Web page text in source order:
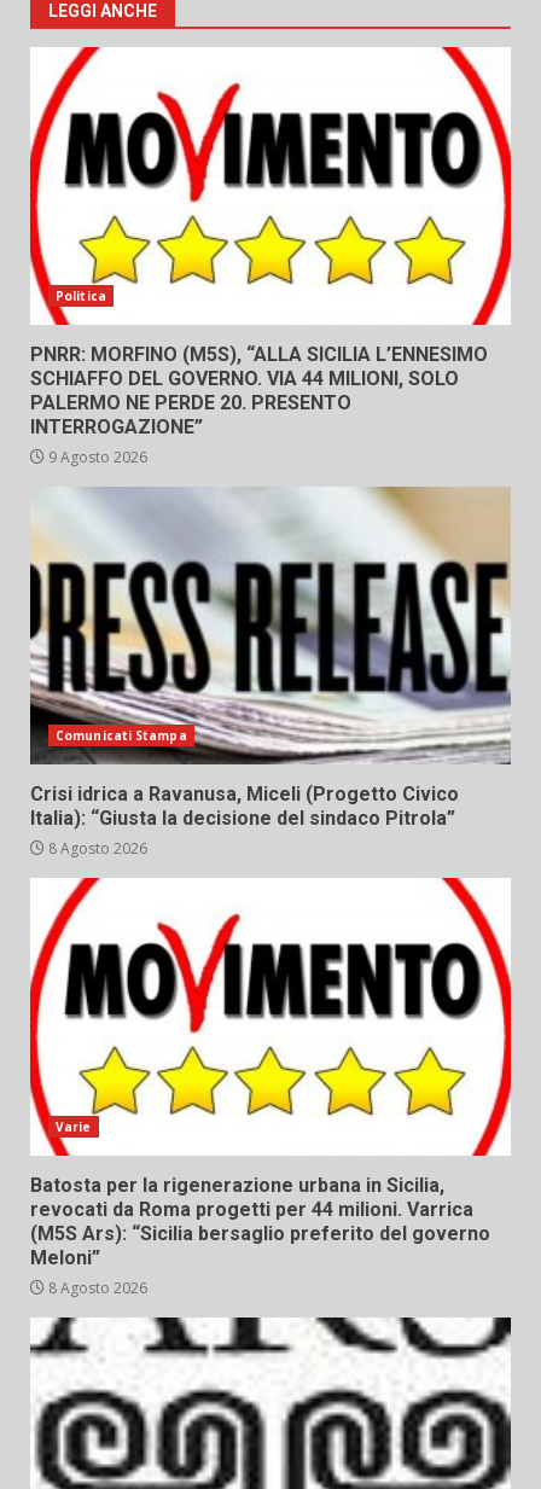
LEGGI ANCHE
Politica
PNRR: MORFINO (M5S), “ALLA SICILIA L’ENNESIMO
SCHIAFFO DEL GOVERNO. VIA 44 MILIONI, SOLO
PALERMO NE PERDE 20. PRESENTO
INTERROGAZIONE”
9 Agosto 2026
Comunicati Stampa
Crisi idrica a Ravanusa, Miceli (Progetto Civico
Italia): “Giusta la decisione del sindaco Pitrola”
8 Agosto 2026
Varie
Batosta per la rigenerazione urbana in Sicilia,
revocati da Roma progetti per 44 milioni. Varrica
(M5S Ars): “Sicilia bersaglio preferito del governo
Meloni”
8 Agosto 2026